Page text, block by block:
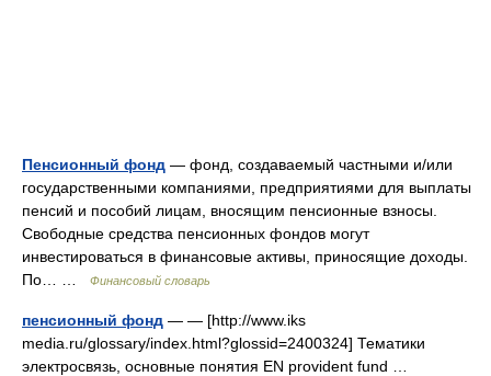
Пенсионный фонд — фонд, создаваемый частными и/или
государственными компаниями, предприятиями для выплаты
пенсий и пособий лицам, вносящим пенсионные взносы.
Свободные средства пенсионных фондов могут
инвестироваться в финансовые активы, приносящие доходы.
По… …
Финансовый словарь
пенсионный фонд — — [http://www.iks
media.ru/glossary/index.html?glossid=2400324] Тематики
электросвязь, основные понятия EN provident fund …